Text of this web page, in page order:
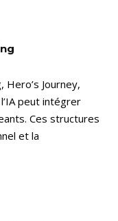
Journey,
peut intégrer
Ces structures
et la